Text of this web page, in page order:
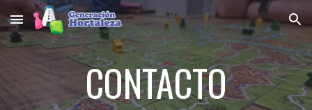
Skip to main content Skip to navigation
CONTACTO